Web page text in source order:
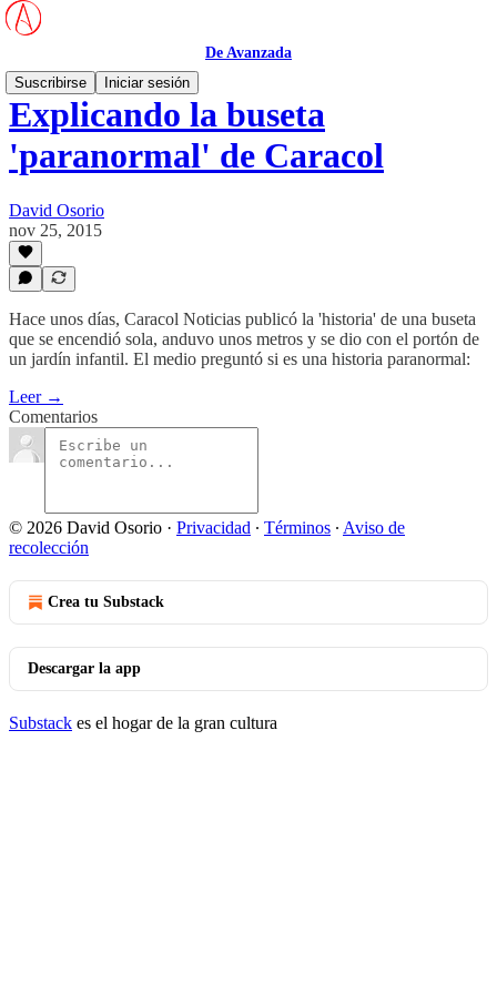
De Avanzada
Suscribirse
Iniciar sesión
Explicando la buseta
'paranormal' de Caracol
David Osorio
nov 25, 2015
Hace unos días, Caracol Noticias publicó la 'historia' de una buseta
que se encendió sola, anduvo unos metros y se dio con el portón de
un jardín infantil. El medio preguntó si es una historia paranormal:
Leer →
Comentarios
© 2026 David Osorio · Privacidad ∙ Términos ∙ Aviso de
recolección
Crea tu Substack
Descargar la app
Substack es el hogar de la gran cultura